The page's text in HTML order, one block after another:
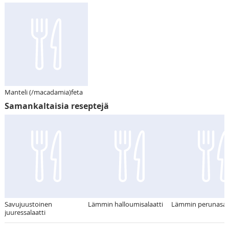
Manteli (/macadamia)feta
Samankaltaisia reseptejä
Savujuustoinen
juuressalaatti
Lämmin halloumisalaatti Lämmin